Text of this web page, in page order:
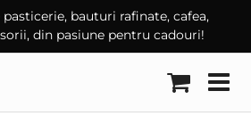
bauturi rafinate, cafea,
din pasiune pentru cadouri!